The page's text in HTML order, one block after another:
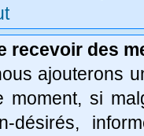
recevoir des
ajouterons
moment, si
désirés,